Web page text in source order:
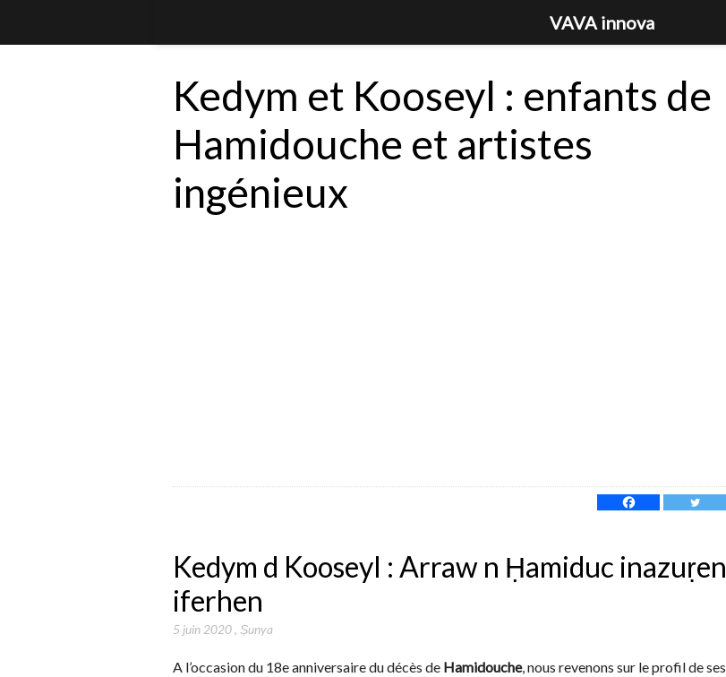
Kedym et Kooseyl : enfants de
Hamidouche et artistes
ingénieux
Kedym d Kooseyl : Arraw n Ḥamiduc inazuṛen
iferhen
5 juin 2020,Ṣunya
A l’occasion du 18e anniversaire du décès de Hamidouche, nous revenons sur le profil de ses
VAVA innova